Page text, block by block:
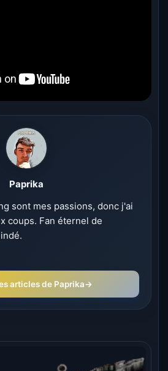
Paprika
sont mes passions, donc j'ai
coups. Fan éternel de
articles de Paprika→